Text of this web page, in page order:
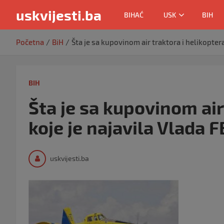
uskvijesti.ba BIHAĆ USK BIH
Početna BiH Šta je sa kupovinom air traktora i
BIH
Šta je sa kupovinom
koje je najavila Vlada
uskvijesti.ba